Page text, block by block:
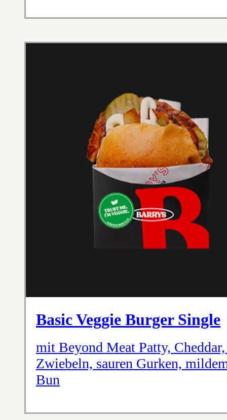
Basic Veggie Burger Single
mit Beyond Meat Patty,
Zwiebeln, sauren Gurken,
Bun